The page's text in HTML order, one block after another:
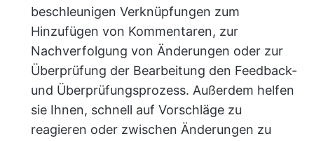
beschleunigen Verknüpfungen zum
Hinzufügen von Kommentaren, zur
Nachverfolgung von Änderungen oder zur
Überprüfung der Bearbeitung den Feedback-
und Überprüfungsprozess. Außerdem helfen
sie Ihnen, schnell auf Vorschläge zu
reagieren oder zwischen Änderungen zu